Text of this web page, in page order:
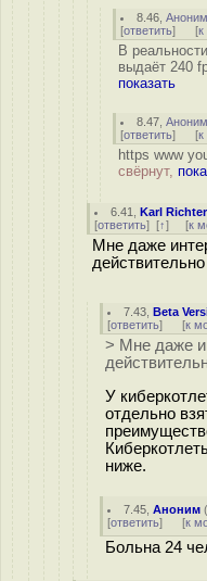
8.46 ,Аноним
[ответить] [к
В
выдаёт 240
показать
8.47 ,Аноним
[ответить] [к
https www
свёрнут,
6.41 ,Karl Richter
[ответить] [↑] [к
Мне даже
7.43 ,Beta
[ответить] [к
> Мне даже
У
отдельно
ниже.
7.45 ,Аноним
[ответить] [к
Больна 24